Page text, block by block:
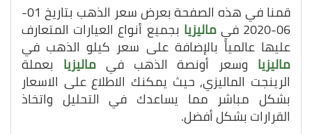
قمنا في هذه الصفحة بعرض سعر الذهب بتاريخ 01-
06-2020 في ماليزيا بجميع أنواع العيارات المتعارف
عليها عالمياً بالإضافة على سعر كيلو الذهب في
ماليزيا وسعر أونصة الذهب فيماليزيا بعملة
الرينجت الماليزي, حيث يمكنك الاطلاع على الاسعار
بشكل مباشر مما يساعدك في التحليل واتخاذ
القرارات بشكل أفضل.